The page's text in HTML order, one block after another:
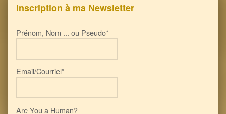
Inscription à ma Newsletter
Prénom, Nom ... ou Pseudo*
Email/Courriel*
Are You a Human?